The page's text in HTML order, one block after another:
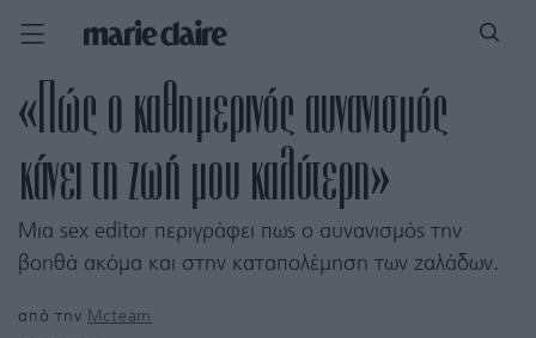
«Πώς ο καθημερινός αυνανισμός
κάνει τη ζωή μου καλύτερη»
Μια sex editor περιγράφει πως ο αυνανισμός την
βοηθά ακόμα και στην καταπολέμηση των ζαλάδων.
από την Mcteam